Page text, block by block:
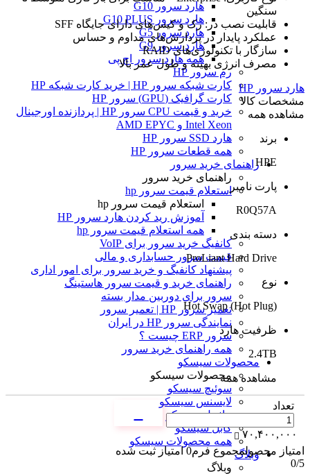
هارد سرور G10
هارد سرور G10 PLUS
هارد سرور G5
هارد سرور G9
همه هارد سرور اچ پی
رم سرور HP
کارت شبکه سرور HP | خرید کارت شبکه HP
کارت گرافیک (GPU) سرور HP
خرید و قیمت CPU سرور HP | پردازنده اورجینال
Intel Xeon و AMD EPYC
هارد SSD سرور HP
همه قطعات سرور HP
راهنمای خرید سرور
راهنمای خرید سرور
استعلام قیمت سرور hp
استعلام قیمت سرور hp
آموزش ريد كردن هارد سرور HP
همه استعلام قیمت سرور hp
کانفیگ خرید سرور برای VoIP
قیمت سرور حسابداری و مالی
پیشنهاد کانفیگ و خرید سرور برای امور اداری
راهنمای خرید و قیمت سرور هاستینگ
سرور برای دوربین مدار بسته
تعمیر سرور HP | تعمیر سرور
نمایندگی سرور HP در ایران
سرور ERP چیست ؟
همه راهنمای خرید سرور
محصولات سیسکو
محصولات سیسکو
سوئیچ سیسکو
لایسنس سیسکو
ماژول سیسکو
کابل سیسکو
همه محصولات سیسکو
وبلاگ
وبلاگ
سنگین
قابلیت نصب در: رک و کیس‌های دارای جایگاه SFF
عملکرد پایدار در پردازش‌های مداوم و حساس
سازگار با تکنولوژی‌های RAID
مصرف انرژی بهینه و طول عمر بالا
هارد سرور HP
مشخصات کالا
مشاهده همه
برند
HPE
پارت نامبر
R0Q57A
دسته بندی
ProLiant Hard Drive
نوع
Hot Swap (Hot Plug)
ظرفیت هارد
2.4TB
مشاهده همه
تعداد
۷۰,۴۰۰,۰۰۰
امتیاز محصولمجموع فرم0امتیاز ثبت شده
0/5